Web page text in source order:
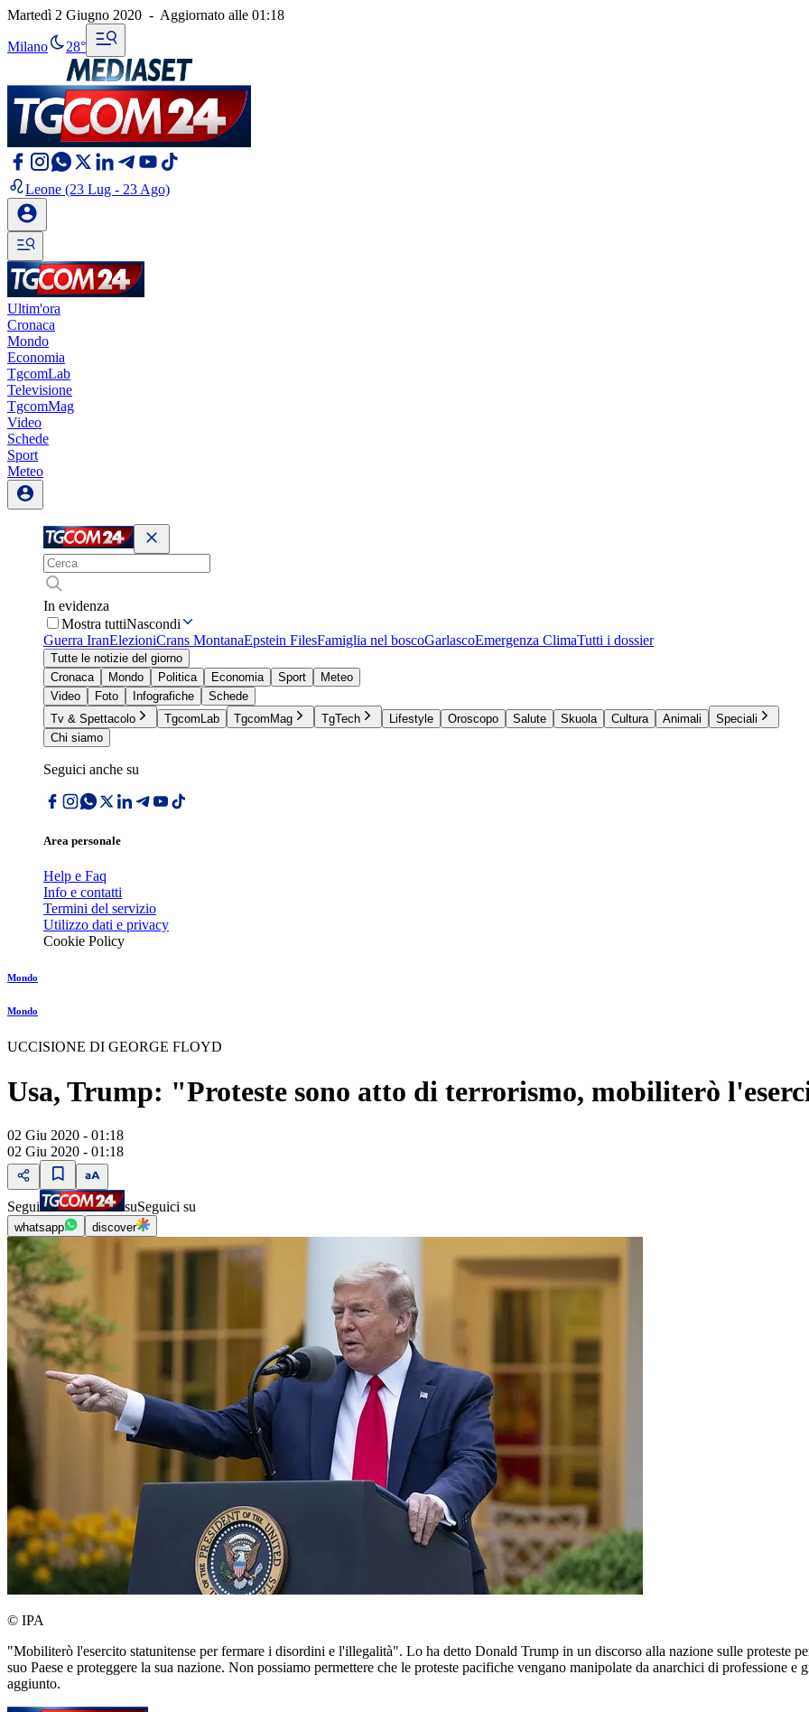
Martedì 2 Giugno 2020 - Aggiornato alle 01:18
Milano 28°
Leone (23 Lug - 23 Ago)
Ultim'ora
Cronaca
Mondo
Economia
TgcomLab
Televisione
TgcomMag
Video
Schede
Sport
Meteo
In evidenza
Mostra tuttiNascondi
Guerra IranElezioniCrans MontanaEpstein FilesFamiglia nel boscoGarlascoEmergenza ClimaTutti i dossier
Tutte le notizie del giorno
Cronaca
Mondo Politica Economia Sport
Meteo
Video
Foto Infografiche
Schede
Tv & Spettacolo
TgcomLab TgcomMag TgTech Lifestyle Oroscopo Salute Skuola Cultura Animali
Speciali
Chi siamo
Seguici anche su
Area personale
Help e Faq
Info e contatti
Termini del servizio
Utilizzo dati e privacy
Cookie Policy
Mondo
Mondo
UCCISIONE DI GEORGE FLOYD
Usa, Trump: "Proteste sono atto di terrorismo, mobiliterò
02 Giu 2020 - 01:18
02 Giu 2020 - 01:18
Segui suSeguici su
whatsapp discover
© IPA
"Mobiliterò l'esercito statunitense per fermare i disordini e l'illegalità". Lo ha detto Donald Trump in un discorso alla nazione sulle proteste
suo Paese e proteggere la sua nazione. Non possiamo permettere che le proteste pacifiche vengano manipolate da anarchici di professione
aggiunto.